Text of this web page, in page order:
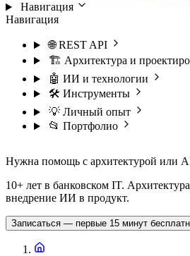
Навигация
Навигация
🌐 REST API
🏗️ Архитектура и
🤖 ИИ и технологии
🛠️ Инструменты
💡 Личный опыт
📂 Портфолио
Нужна помощь с архитектурой или
10+ лет в банковском IT.
внедрение ИИ в продукт.
Записаться — первые 15 минут